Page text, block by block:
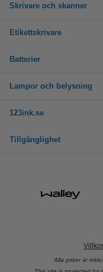
Skrivare och skanner
Etikettskrivare
Batterier
Lampor och belysning
123ink.se
Tillgänglighet
Villkor
Alla priser är